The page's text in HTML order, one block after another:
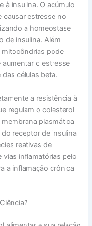
à insulina. O acúmulo
causar estresse no
a homeostase
de insulina. Além
mitocôndrias pode
aumentar o estresse
células beta.
a resistência à
regulam o colesterol
plasmática
receptor de insulina
reativas de
vias inflamatórias pelo
a inflamação crônica